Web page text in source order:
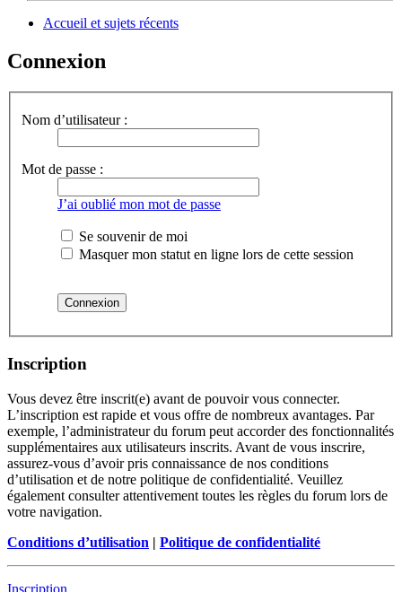
Accueil et sujets récents
Connexion
Nom d’utilisateur :
Mot de passe :
J’ai oublié mon mot de passe
Se souvenir de moi
Masquer mon statut en ligne lors de cette session
Inscription
Vous devez être inscrit(e) avant de pouvoir vous connecter.
L’inscription est rapide et vous offre de nombreux avantages. Par
exemple, l’administrateur du forum peut accorder des fonctionnalités
supplémentaires aux utilisateurs inscrits. Avant de vous inscrire,
assurez-vous d’avoir pris connaissance de nos conditions
d’utilisation et de notre politique de confidentialité. Veuillez
également consulter attentivement toutes les règles du forum lors de
votre navigation.
Conditions d’utilisation | Politique de confidentialité
Inscription